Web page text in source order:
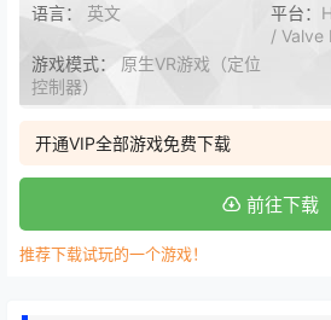
语言： 英文 平台：
/ Valve
游戏模式： 原生VR游戏（定位
控制器）
开通VIP全部游戏免费下载
前往下载
推荐下载试玩的一个游戏！